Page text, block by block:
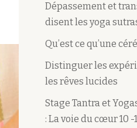
Dépassement et
disent les yoga
Qu’est ce qu’une
Distinguer les
les rêves lucides
Stage Tantra et
: La voie du cœur 10 -